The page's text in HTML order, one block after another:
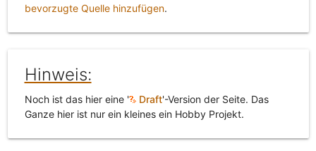
bevorzugte Quelle hinzufügen.
Hinweis:
Noch ist das hier eine ' Draft'-Version der Seite. Das
Ganze hier ist nur ein kleines ein Hobby Projekt.